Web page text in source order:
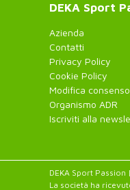
DEKA Sport
Azienda
Contatti
Privacy Policy
Cookie Policy
Modifica consenso
Organismo ADR
Iscriviti alla
DEKA Sport
La società ha